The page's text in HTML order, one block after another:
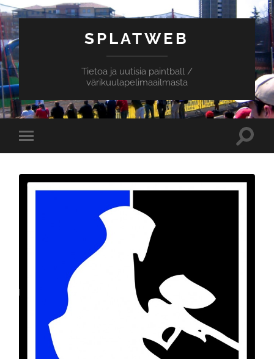
SPLATWEB
Tietoa ja uutisia paintball /
värikuulapelimaailmasta
Toggle
mobile
Toggle